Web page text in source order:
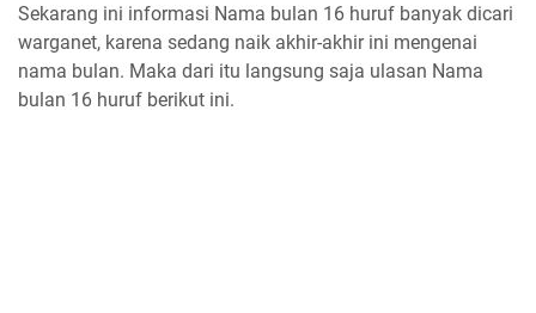
Sekarang ini informasi Nama bulan 16 huruf banyak dicari
warganet, karena sedang naik akhir-akhir ini mengenai
nama bulan. Maka dari itu langsung saja ulasan Nama
bulan 16 huruf berikut ini.